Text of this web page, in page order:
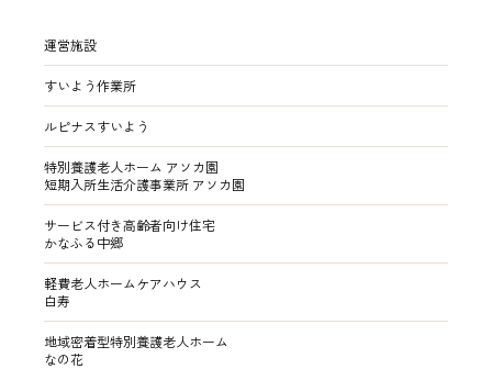
運営施設
すいよう作業所
ルピナスすいよう
特別養護老人ホーム アソカ園
短期入所生活介護事業所 アソカ園
サービス付き高齢者向け住宅
かなふる中郷
軽費老人ホームケアハウス
白寿
地域密着型特別養護老人ホーム
なの花